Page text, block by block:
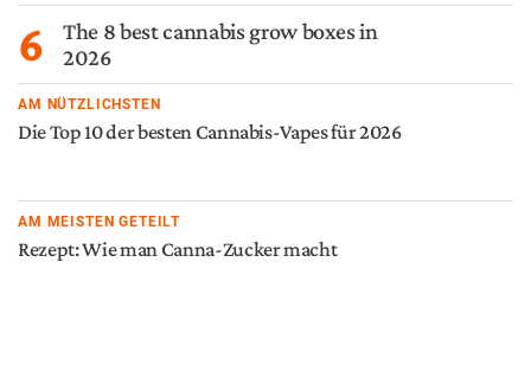
6
The 8 best cannabis grow boxes in
2026
AM NÜTZLICHSTEN
Die Top 10 der besten Cannabis-Vapes für 2026
AM MEISTEN GETEILT
Rezept: Wie man Canna-Zucker macht